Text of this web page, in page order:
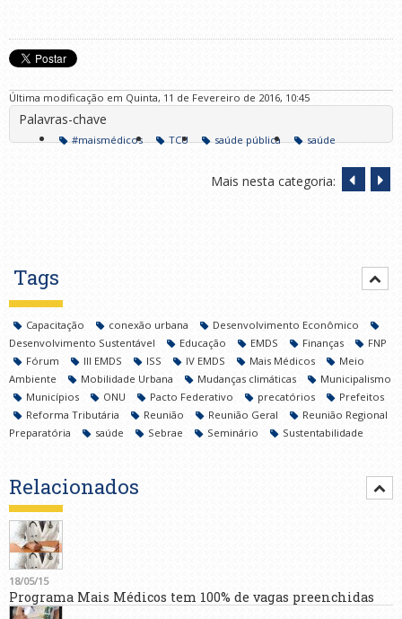
Última modificação em Quinta, 11 de Fevereiro de 2016, 10:45
Palavras-chave
#maismédicos TCU saúde pública saúde
Mais nesta categoria:
Tags
Capacitação conexão urbana
Desenvolvimento Econômico
Desenvolvimento Sustentável
Educação EMDS Finanças
FNP
Fórum
III EMDS ISS IV EMDS Mais Médicos
Meio
Ambiente
Mobilidade Urbana Mudanças climáticas
Municipalismo
Municípios
ONU Pacto Federativo precatórios
Prefeitos
Reforma Tributária
Reunião Reunião Geral
Reunião Regional
Preparatória
saúde Sebrae Seminário Sustentabilidade
Relacionados
18/05/15
Programa Mais Médicos tem 100% de vagas preenchidas